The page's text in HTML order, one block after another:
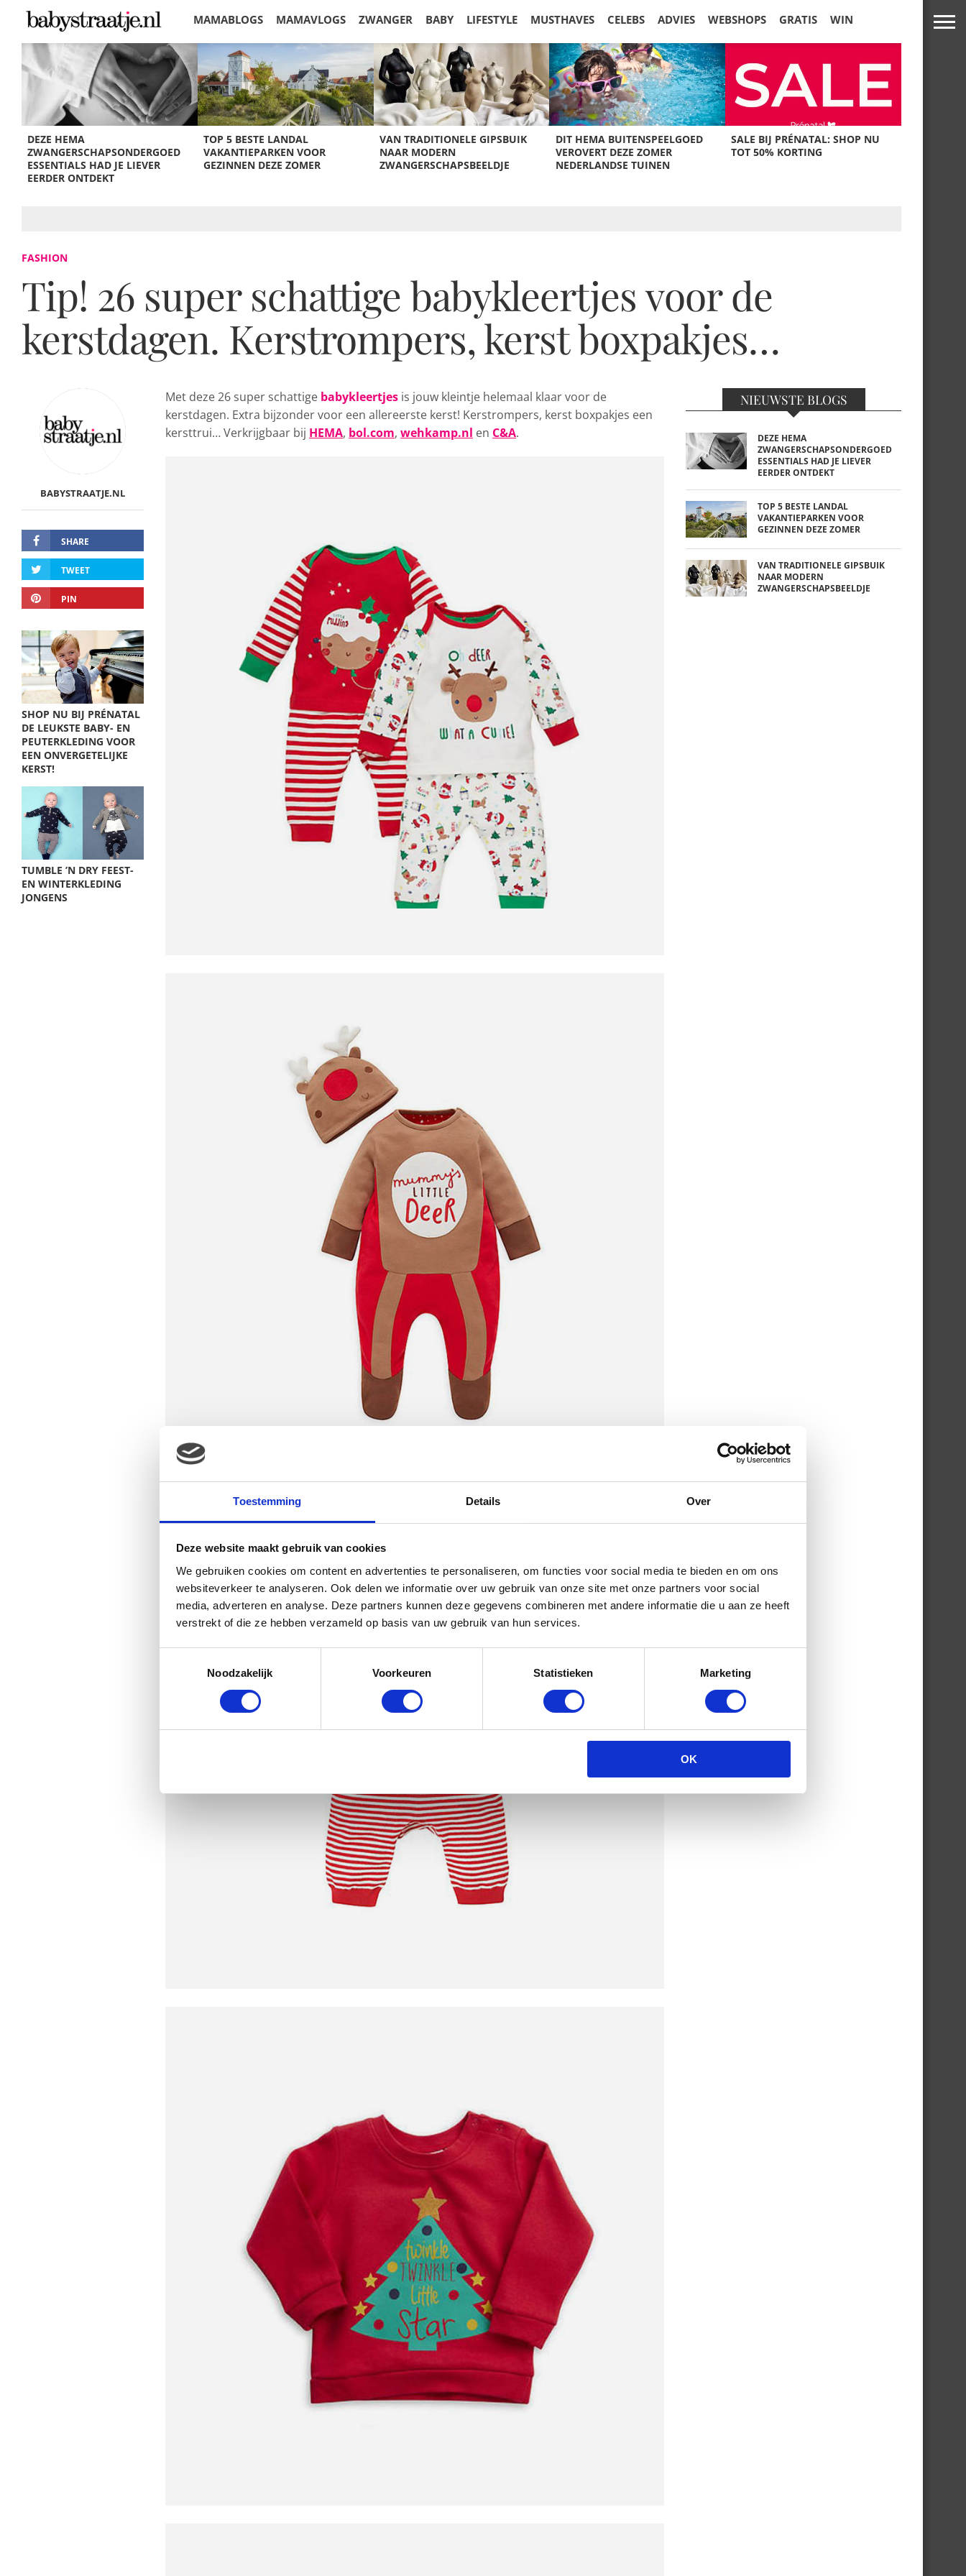
Toestemming Details Over
Deze website maakt gebruik van cookies
We gebruiken cookies om content en advertenties te personaliseren, om functies voor social media te bieden en om ons
websiteverkeer te analyseren. Ook delen we informatie over uw gebruik van onze site met onze partners voor social
media, adverteren en analyse. Deze partners kunnen deze gegevens combineren met andere informatie die u aan ze heeft
verstrekt of die ze hebben verzameld op basis van uw gebruik van hun services.
Noodzakelijk
Voorkeuren Statistieken Marketing
OK
MAMABLOGS MAMAVLOGS ZWANGER BABY LIFESTYLE MUSTHAVES CELEBS ADVIES WEBSHOPS GRATIS WIN
KORTINGEN
DEZE HEMA
ZWANGERSCHAPSONDERGOED
ESSENTIALS HAD JE LIEVER
EERDER ONTDEKT
TOP 5 BESTE LANDAL
VAKANTIEPARKEN VOOR
GEZINNEN DEZE ZOMER
VAN TRADITIONELE GIPSBUIK
NAAR MODERN
ZWANGERSCHAPSBEELDJE
DIT HEMA BUITENSPEELGOED
VEROVERT DEZE ZOMER
NEDERLANDSE TUINEN
SALE BIJ PRÉNATAL: SHOP NU
TOT 50% KORTING
FASHION
Tip! 26 super schattige babykleertjes voor de
kerstdagen. Kerstrompers, kerst boxpakjes…
BABYSTRAATJE.NL
SHARE
TWEET
PIN
SHOP NU BIJ PRÉNATAL
DE LEUKSTE BABY- EN
PEUTERKLEDING VOOR
EEN ONVERGETELIJKE
KERST!
TUMBLE ’N DRY FEEST-
EN WINTERKLEDING
JONGENS
Met deze 26 super schattige babykleertjes is jouw kleintje helemaal klaar voor de
kerstdagen. Extra bijzonder voor een allereerste kerst! Kerstrompers, kerst boxpakjes een
kersttrui… Verkrijgbaar bij HEMA, bol.com, wehkamp.nl en C&A.
NIEUWSTE BLOGS
DEZE HEMA
ZWANGERSCHAPSONDERGOED
ESSENTIALS HAD JE LIEVER
EERDER ONTDEKT
TOP 5 BESTE LANDAL
VAKANTIEPARKEN VOOR
GEZINNEN DEZE ZOMER
VAN TRADITIONELE GIPSBUIK
NAAR MODERN
ZWANGERSCHAPSBEELDJE